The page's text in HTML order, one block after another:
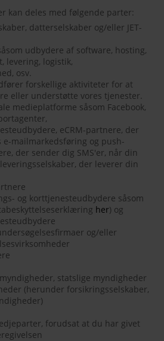
kan deles med følgende parter:
datterselskaber og/eller JET-
udbydere af software, hosting,
levering, logistik,
osv.
forskellige aktiviteter for at
eller understøtte vores tjenester.
medieplatforme såsom Facebook,
eCRM-partnere, der
mailmarkedsføring og push-
der sender dig SMS'er, når din
der leverer din
og korttjenesteudbydere såsom
her) og
og/eller
statslige myndigheder
(herunder forsikringsselskaber,
forudsat at du har givet